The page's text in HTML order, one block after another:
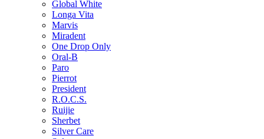
Global White
Longa Vita
Marvis
Miradent
One Drop Only
Oral-B
Paro
Pierrot
President
R.O.C.S.
Ruijie
Sherbet
Silver Care